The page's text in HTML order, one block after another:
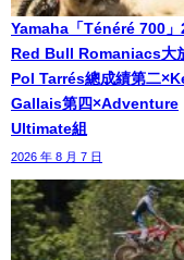
Yamaha「Ténéré 700」
Red Bull Romaniacs大
Pol Tarrés總成績第二
Gallais第四×Adventure
Ultimate組
2026 年 8 月 7 日